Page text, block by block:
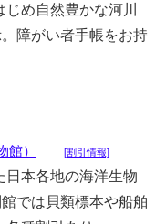
め自然豊かな河川
障がい者手帳をお持
） [割引情報]
日本各地の海洋生物
では貝類標本や船舶